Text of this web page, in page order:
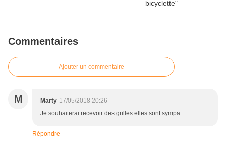
Commentaires
Ajouter un commentaire
M Marty 17/05/2018 20:26
Je souhaiterai recevoir des grilles elles sont sympa
Répondre